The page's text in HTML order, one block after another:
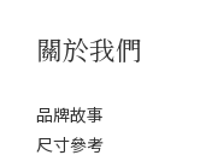
關於我們
品牌故事
尺寸參考